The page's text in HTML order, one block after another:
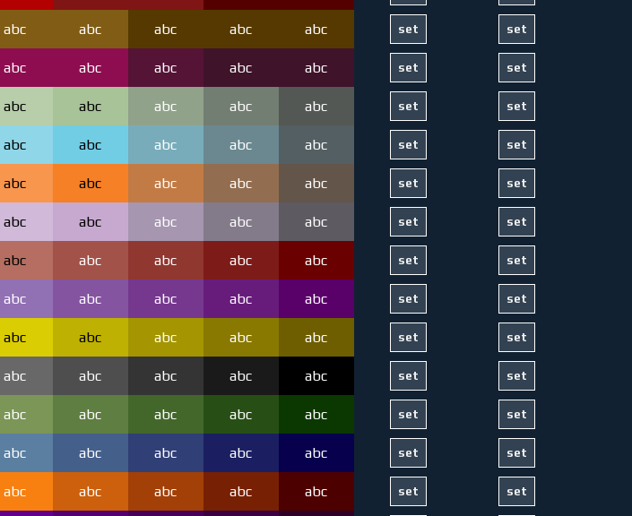
abc abc abc abc abc
abc abc abc abc abc
abc abc abc abc abc
abc abc abc abc abc
abc abc abc abc abc
abc abc abc abc abc
abc abc abc abc abc
abc abc abc abc abc
abc abc abc abc abc
abc abc abc abc abc
abc abc abc abc abc
abc abc abc abc abc
abc abc abc abc abc